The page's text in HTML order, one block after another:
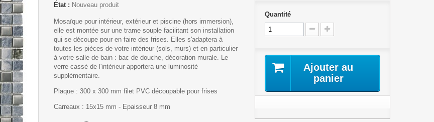
État : Nouveau produit
Mosaïque pour intérieur, extérieur et piscine (hors immersion),
elle est montée sur une trame souple facilitant son installation
qui se découpe pour en faire des frises. Elles s'adaptera à
toutes les pièces de votre intérieur (sols, murs) et en particulier
à votre salle de bain : bac de douche, décoration murale. Le
verre cassé de l'intérieur apportera une luminosité
supplémentaire.
Plaque : 300 x 300 mm filet PVC découpable pour frises
Carreaux : 15x15 mm - Epaisseur 8 mm
Quantité
Ajouter au
panier